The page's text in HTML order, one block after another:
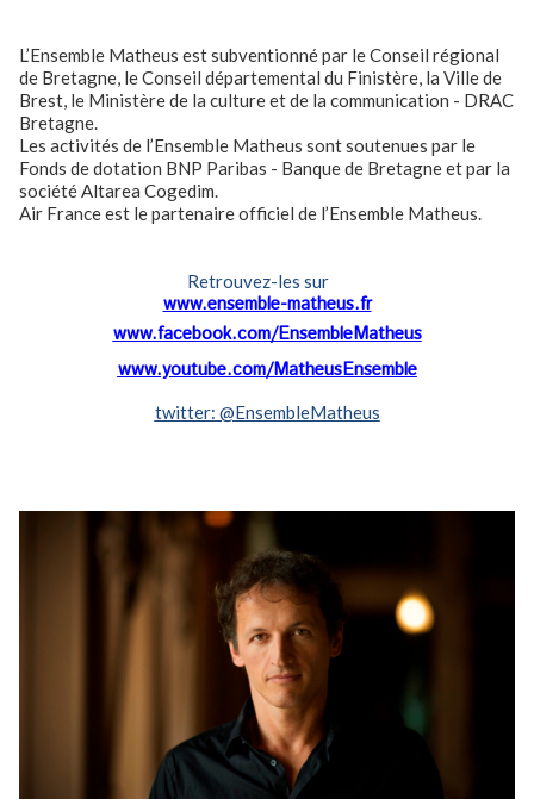
L’Ensemble Matheus est subventionné par le Conseil régional
de Bretagne, le Conseil départemental du Finistère, la Ville de
Brest, le Ministère de la cultureet de la communication - DRAC
Bretagne.
Les activités de l’Ensemble Matheus sont soutenues par le
Fonds de dotation BNP Paribas - Banque de Bretagne et par la
société Altarea Cogedim.
Air France est le partenaire officiel de l’Ensemble Matheus.
Retrouvez-les sur
www.ensemble-matheus.fr
www.facebook.com/EnsembleMatheus
www.youtube.com/MatheusEnsemble
twitter: @EnsembleMatheus